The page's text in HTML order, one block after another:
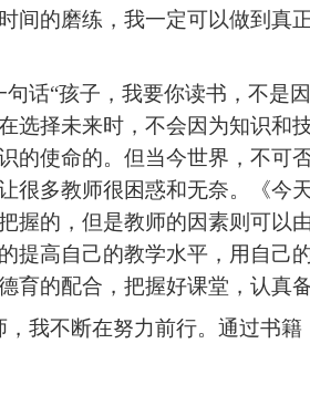
间的磨练，我一定可以做到真
句话“孩子，我要你读书，不是
选择未来时，不会因为知识和
的使命的。但当今世界，不可
很多教师很困惑和无奈。《今
握的，但是教师的因素则可以
提高自己的教学水平，用自己
育的配合，把握好课堂，认真
，我不断在努力前行。通过书